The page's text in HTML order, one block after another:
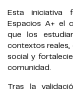
Esta iniciativa
Espacios A+ el
que los
contextos
social y
comunidad.
Tras la